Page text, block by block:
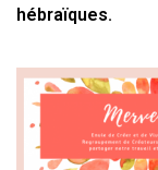
hébraïques.